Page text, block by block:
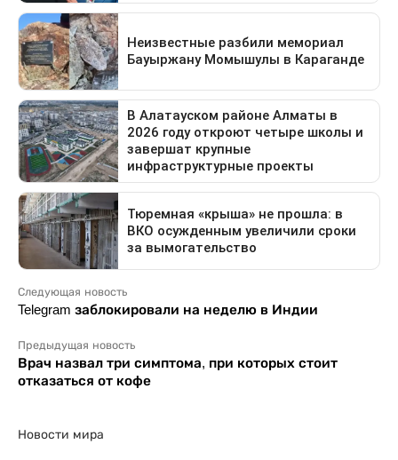
Следующая новость
Telegram заблокировали на неделю в Индии
Предыдущая новость
Врач назвал три симптома, при которых стоит
отказаться от кофе
Новости мира